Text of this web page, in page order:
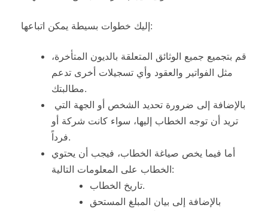
إليك خطوات بسيطة يمكن اتباعها:
قم بتجميع جميع الوثائق المتعلقة بالديون المتأخرة،
مثل الفواتير والعقود وأي تسجيلات أخرى تدعم
مطالبتك.
تريد أن توجه الخطاب إليها، سواء كانت شركة أو
فرداً.
أما فيما يخص صياغة الخطاب، فيجب أن يحتوي
الخطاب على المعلومات التالية:
تاريخ الخطاب.
بالإضافة إلى بيان المبلغ المستحق